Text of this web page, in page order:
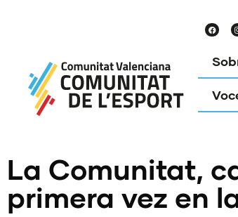
La Comunitat,
primera vez en